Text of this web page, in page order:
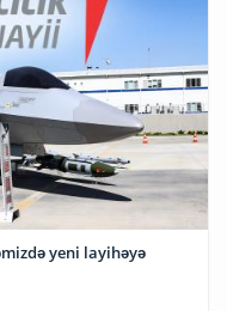
yeni layihəyə